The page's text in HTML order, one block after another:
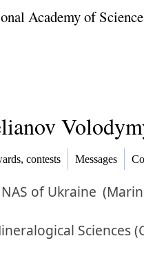
Academy of
contests Messages
of Ukraine
Sciences